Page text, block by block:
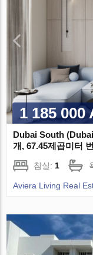
1 185 000
Dubai South
개, 67.45제곱미터
침실: 1
Aviera Living Real